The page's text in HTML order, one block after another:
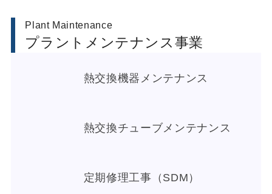
Plant Maintenance
プラントメンテナンス事業
熱交換機器メンテナンス
熱交換チューブメンテナンス
定期修理工事（SDM）